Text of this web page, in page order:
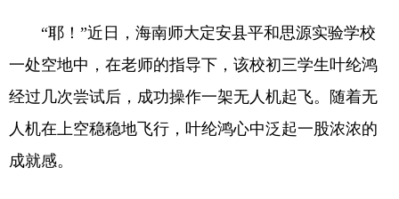
“耶！”近日，海南师大定安县平和思源实验学校
一处空地中，在老师的指导下，该校初三学生叶纶鸿
经过几次尝试后，成功操作一架无人机起飞。随着无
人机在上空稳稳地飞行，叶纶鸿心中泛起一股浓浓的
成就感。